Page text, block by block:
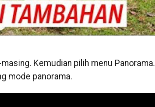
Kemudian pilih menu Panorama.
mode panorama.